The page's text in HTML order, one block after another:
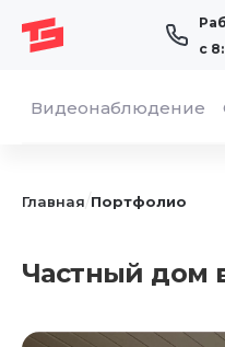
с
Видеонаблюдение
Главная /Портфолио
Частный дом